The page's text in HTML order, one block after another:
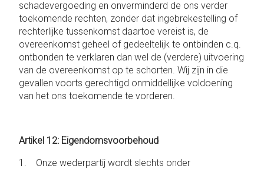
schadevergoeding en onverminderd de ons verder
toekomende rechten, zonder dat ingebrekestelling of
rechterlijke tussenkomst daartoe vereist is, de
overeenkomst geheel of gedeeltelijk te ontbinden c.q.
ontbonden te verklaren dan wel de (verdere) uitvoering
van de overeenkomst op te schorten. Wij zijn in die
gevallen voorts gerechtigd onmiddellijke voldoening
van het ons toekomende te vorderen.
Artikel 12: Eigendomsvoorbehoud
1. Onze wederpartij wordt slechts onder